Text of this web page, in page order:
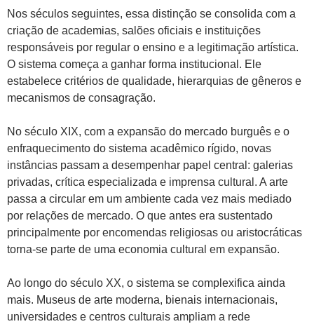
Nos séculos seguintes, essa distinção se consolida com a
criação de academias, salões oficiais e instituições
responsáveis por regular o ensino e a legitimação artística.
O sistema começa a ganhar forma institucional. Ele
estabelece critérios de qualidade, hierarquias de gêneros e
mecanismos de consagração.
No século XIX, com a expansão do mercado burguês e o
enfraquecimento do sistema acadêmico rígido, novas
instâncias passam a desempenhar papel central: galerias
privadas, crítica especializada e imprensa cultural. A arte
passa a circular em um ambiente cada vez mais mediado
por relações de mercado. O que antes era sustentado
principalmente por encomendas religiosas ou aristocráticas
torna-se parte de uma economia cultural em expansão.
Ao longo do século XX, o sistema se complexifica ainda
mais. Museus de arte moderna, bienais internacionais,
universidades e centros culturais ampliam a rede